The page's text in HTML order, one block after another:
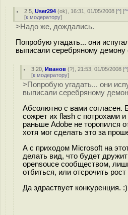
2.5 ,User294 (ok), 16:31, 01/05/2008 [^] [
[к модератору]
>Надо же, дождались.
Попробую угадать... они
выписали серебряному
3.20 ,Иванов (?), 21:53, 01/05/2008 [^
[к модератору]
>Попробую угадать... они
выписали серебряному
Абсолютно с вами согласен.
сожрет их flash с потрохами и
раньше Adobe не торопился
хотя мог сделать это за
А с приходом Microsoft на
делать вид, что будет
opensouce сообществом,
отбиться, или отсрочить
Да здраствует конкуренция.